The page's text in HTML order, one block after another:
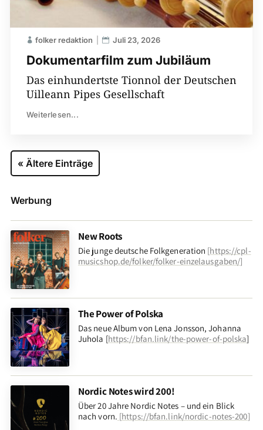
Dokumentarfilm zum Jubiläum
folker redaktion Juli 23, 2026
Das einhundertste Tionnol der Deutschen
Uilleann Pipes Gesellschaft
Weiterlesen...
« Ältere Einträge
Werbung
New Roots
Die junge deutsche Folkgeneration [https://cpl-
musicshop.de/folker/folker-einzelausgaben/]
The Power of Polska
Das neue Album von Lena Jonsson, Johanna
Juhola [https://bfan.link/the-power-of-polska]
Nordic Notes wird 200!
Über 20 Jahre Nordic Notes – und ein Blick
nach vorn. [https://bfan.link/nordic-notes-200]